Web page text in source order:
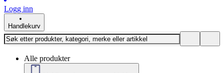
Logg inn
Handlekurv
Alle produkter